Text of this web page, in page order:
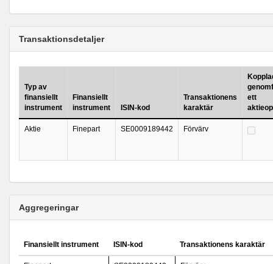
Transaktionsdetaljer
Typ av
finansiellt
instrument
Finansiellt
instrument
ISIN-kod
Transaktionens
karaktär
ett
Aktie Finepart SE0009189442 Förvärv
Aggregeringar
Finansiellt instrument ISIN-kod Transaktionens karaktär